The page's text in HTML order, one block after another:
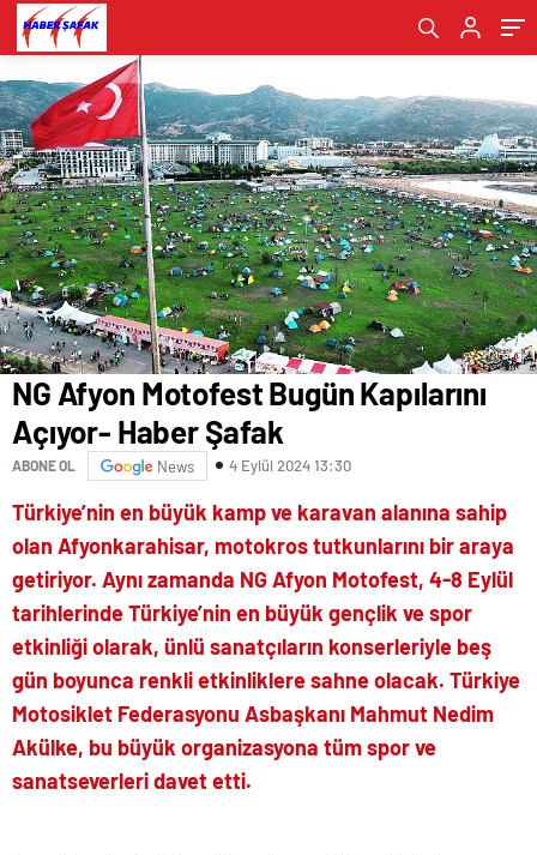
NG Afyon Motofest Bugün Kapılarını
Açıyor- Haber Şafak
ABONE OL News 4 Eylül 2024 13:30
Türkiye’nin en büyük kamp ve karavan alanına sahip
olan Afyonkarahisar, motokros tutkunlarını bir araya
getiriyor. Aynı zamanda NG Afyon Motofest, 4-8 Eylül
tarihlerinde Türkiye’nin en büyük gençlik ve spor
etkinliği olarak, ünlü sanatçıların konserleriyle beş
gün boyunca renkli etkinliklere sahne olacak. Türkiye
Motosiklet Federasyonu Asbaşkanı Mahmut Nedim
Akülke, bu büyük organizasyona tüm spor ve
sanatseverleri davet etti.
Şafak